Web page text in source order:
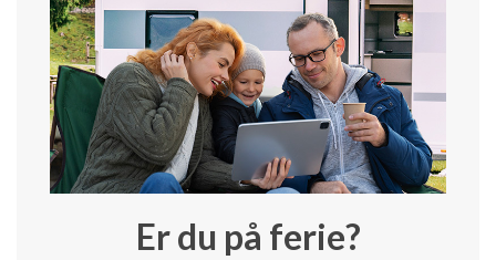
Er du på ferie?